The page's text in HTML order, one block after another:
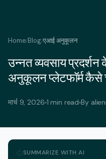
Home/Blog/एआई अनुकूलन
उन्नत व्यवसाय
अनुकूलन प्लेटफॉर्म कैसे
मार्च 9, 2026 1 min read By
SUMMARIZE WITH AI
हिन्दी